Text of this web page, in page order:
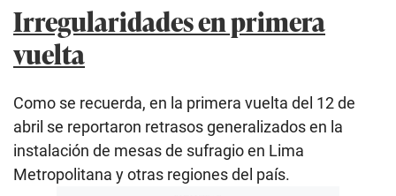
Irregularidades en primera
vuelta
Como se recuerda, en la primera vuelta del 12 de
abril se reportaron retrasos generalizados en la
instalación de mesas de sufragio en Lima
Metropolitana y otras regiones del país.